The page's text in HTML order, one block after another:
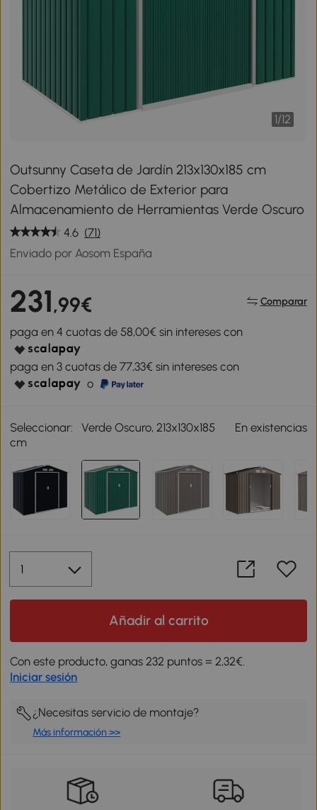
1/12
Outsunny Caseta de Jardín 213x130x185 cm
Cobertizo Metálico de Exterior para
Almacenamiento de Herramientas Verde Oscuro
4.6 (71)
Enviado por Aosom España
231,99€ Comparar
paga en 4 cuotas de 58,00€ sin intereses con
paga en 3 cuotas de 77,33€ sin intereses con
o
Seleccionar:
Verde Oscuro, 213x130x185
cm
En existencias
Añadir al carrito
Con este producto, ganas 232 puntos = 2,32€.
Iniciar sesión
¿Necesitas servicio de montaje?
Más información >>